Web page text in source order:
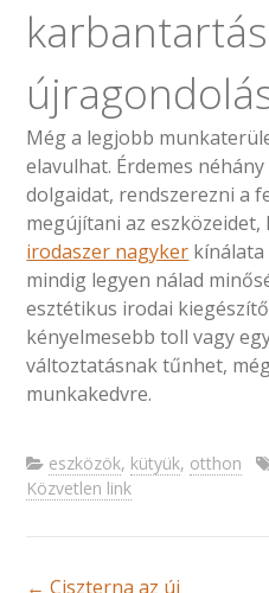
Még a legjobb
elavulhat. Érdemes
dolgaidat, rendszerezni a
megújítani az eszközeidet,
irodaszer nagyker
mindig legyen nálad
esztétikus irodai
kényelmesebb toll vagy
változtatásnak tűnhet,
munkakedvre.
eszközök, kütyük, otthon
Közvetlen link
Bejegyzések
← Ciszterna az új